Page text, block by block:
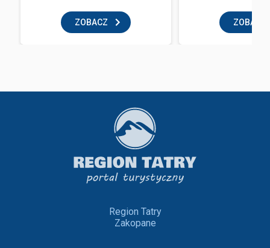
ZOBACZ ZOBACZ
Region Tatry
Zakopane